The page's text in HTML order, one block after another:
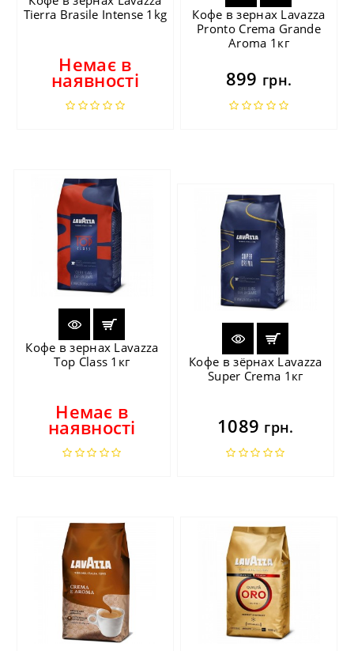
Tierra Brasile Intense 1kg
Немає в
наявності
Кофе в зернах Lavazza
Pronto Crema Grande
Aroma 1кг
899 грн.
Кофе в зернах Lavazza
Top Class 1кг
Немає в
наявності
Кофе в зёрнах Lavazza
Super Crema 1кг
1089 грн.